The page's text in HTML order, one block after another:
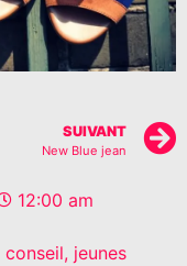
SUIVANT
New Blue jean
12:00 am
conseil, jeunes